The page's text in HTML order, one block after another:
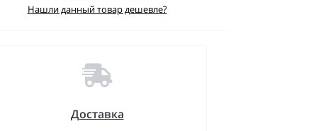
Нашли данный товар дешевле?
Доставка